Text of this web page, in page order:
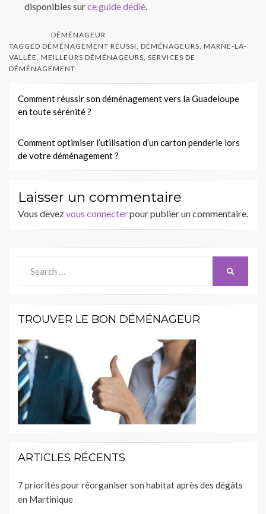
disponibles surce guide dédié.
DÉMÉNAGEUR
TAGGED DÉMÉNAGEMENT RÉUSSI, DÉMÉNAGEURS, MARNE-LA-
VALLÉE, MEILLEURS DÉMÉNAGEURS, SERVICES DE
DÉMÉNAGEMENT
Navigation
de
l’article
Comment réussir son déménagement vers la Guadeloupe
en toute sérénité ?
Comment optimiser l’utilisation d’un carton penderie lors
de votre déménagement ?
Laisser un commentaire
Vous devezvous connecterpour publier un commentaire.
for:
TROUVER LE BON DÉMÉNAGEUR
ARTICLES RÉCENTS
7 priorités pour réorganiser son habitat après des dégâts
en Martinique